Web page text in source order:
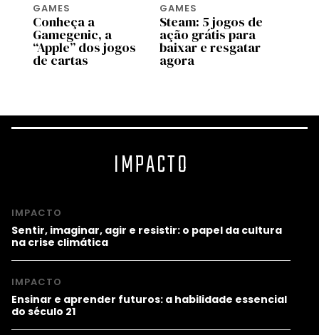
GAMES
Conheça a
Gamegenic, a
“Apple” dos jogos
de cartas
GAMES
Steam: 5 jogos de
ação grátis para
baixar e resgatar
agora
IMPACTO
IMPACTO
Sentir, imaginar, agir e resistir: o papel da cultura
na crise climática
IMPACTO
Ensinar e aprender futuros: a habilidade essencial
do século 21